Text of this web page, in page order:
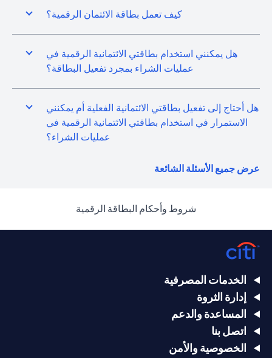
كيف تعمل بطاقة الائتمان الرقمية؟
هل يمكنني استخدام بطاقتي الائتمانية الرقمية في
عمليات الشراء بمجرد تفعيل البطاقة؟
هل أحتاج إلى تفعيل بطاقتي الائتمانية الفعلية أم يمكنني
الاستمرار في استخدام بطاقتي الائتمانية الرقمية في
عمليات الشراء؟
عرض جميع الأسئلة الشائعة
شروط وأحكام البطاقة الرقمية
الخدمات المصرفية
إدارة الثروة
المساعدة والدعم
اتصل بنا
الخصوصية والأمن